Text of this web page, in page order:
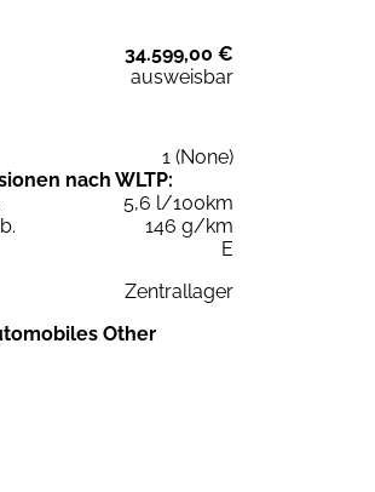
34.599,00 €
ausweisbar
1 (None)
nach WLTP:
5,6 l/100km
146 g/km
E
Zentrallager
Other